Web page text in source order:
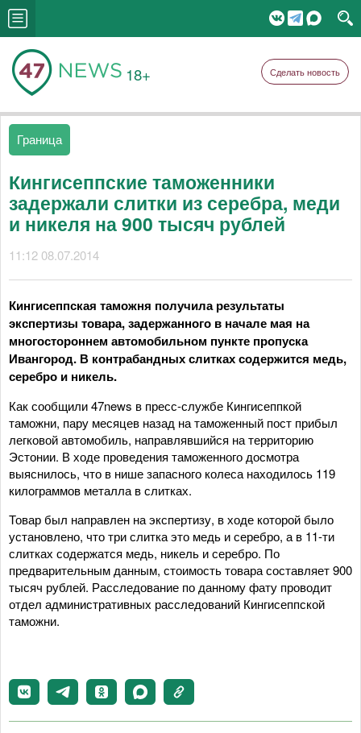
18+ Сделать новость
Граница
Кингисеппские таможенники
задержали слитки из серебра, меди
и никеля на 900 тысяч рублей
11:12 08.07.2014
Кингисеппская таможня получила результаты
экспертизы товара, задержанного в начале мая на
многостороннем автомобильном пункте пропуска
Ивангород. В контрабандных слитках содержится медь,
серебро и никель.
Как сообщили 47news в пресс-службе Кингисеппкой
таможни, пару месяцев назад на таможенный пост прибыл
легковой автомобиль, направлявшийся на территорию
Эстонии. В ходе проведения таможенного досмотра
выяснилось, что в нише запасного колеса находилось 119
килограммов металла в слитках.
Товар был направлен на экспертизу, в ходе которой было
установлено, что три слитка это медь и серебро, а в 11-ти
слитках содержатся медь, никель и серебро. По
предварительным данным, стоимость товара составляет 900
тысяч рублей. Расследование по данному фату проводит
отдел административных расследований Кингисеппской
таможни.